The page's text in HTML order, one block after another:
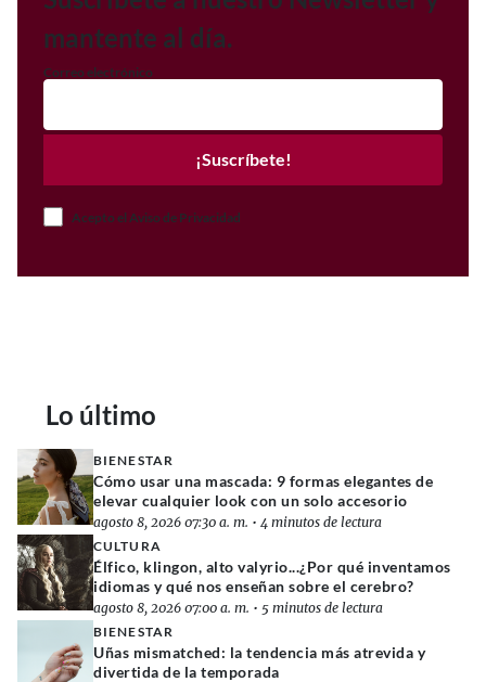
mantente al día.
Correo electrónico
¡Suscríbete!
Acepto el Aviso de Privacidad
Lo último
BIENESTAR
Cómo usar una mascada: 9 formas elegantes de
elevar cualquier look con un solo accesorio
agosto 8, 2026 07:30 a. m. • 4 minutos de lectura
CULTURA
Élfico, klingon, alto valyrio...¿Por qué inventamos
idiomas y qué nos enseñan sobre el cerebro?
agosto 8, 2026 07:00 a. m. • 5 minutos de lectura
BIENESTAR
Uñas mismatched: la tendencia más atrevida y
divertida de la temporada